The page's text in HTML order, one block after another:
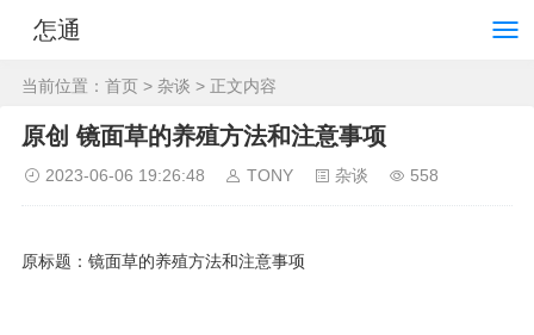
怎通
当前位置： 首页 > 杂谈 > 正文内容
原创 镜面草的养殖方法和注意事项
2023-06-06 19:26:48 TONY 杂谈 558
原标题：镜面草的养殖方法和注意事项